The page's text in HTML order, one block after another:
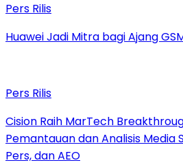
Pers Rilis
Huawei Jadi Mitra bagi Ajang
Pers Rilis
Cision Raih MarTech
Pemantauan dan Analisis Media
Pers, dan AEO